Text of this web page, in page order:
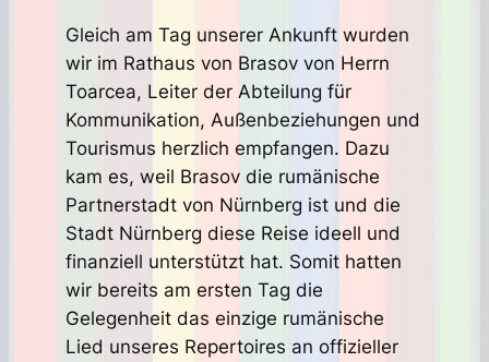
Gleich am Tag unserer Ankunft wurden
wir im Rathaus von Brasov von Herrn
Toarcea, Leiter der Abteilung für
Kommunikation, Außenbeziehungen und
Tourismus herzlich empfangen. Dazu
kam es, weil Brasov die rumänische
Partnerstadt von Nürnberg ist und die
Stadt Nürnberg diese Reise ideell und
finanziell unterstützt hat. Somit hatten
wir bereits am ersten Tag die
Gelegenheit das einzige rumänische
Lied unseres Repertoires an offizieller